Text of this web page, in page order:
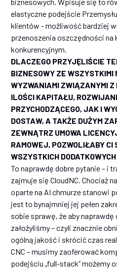
biznesowych. Wpisuje się to
elastyczne podejście
klientów - możliwość bardziej
przenoszenia oszczędności na
konkurencyjnym.
DLACZEGO PRZYJĘLIŚCIE
BIZNESOWY ZE WSZYSTKIMI
WYZWANIAMI ZWIĄZANYMI Z
ILOŚCI KAPITAŁU,
PRZYCHODZĄCEGO, JAK I
DOSTAW, A TAKŻE DUŻYM
ZEWNĄTRZ UMOWA
RAMOWEJ, POZWOLIŁABY CI
WSZYSTKICH
To naprawdę dobre pytanie – i
zajmuje się CloudNC. Chociaż
oparte na AI chmurze stanowi
jest to bynajmniej jej pełen
sobie sprawę, że aby
założyliśmy – czyli znacznie
ogólną jakość i skrócić czas
CNC – musimy zaoferować
podejściu „full-stack” możemy